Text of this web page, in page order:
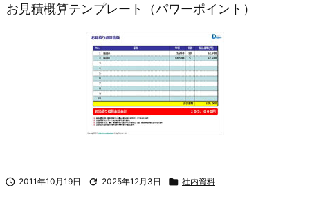
お見積概算テンプレート（パワーポイント）
 2011年10月19日  2025年12月3日  社内資料